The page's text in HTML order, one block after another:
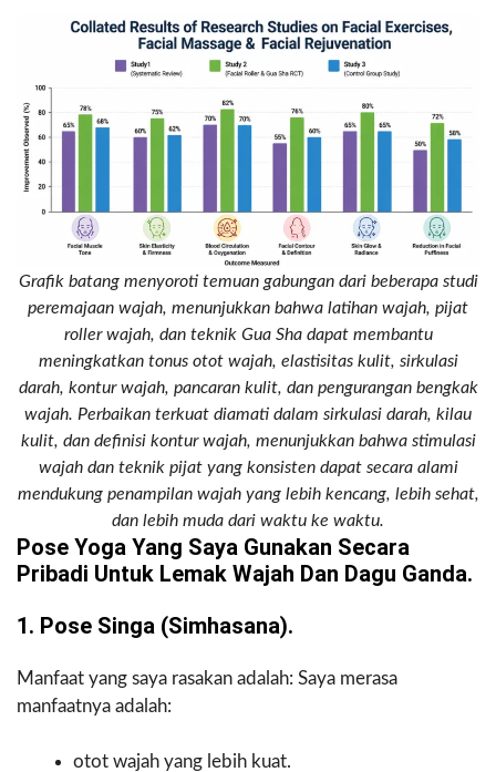
Grafik batang menyoroti temuan gabungan dari beberapa studi
peremajaan wajah, menunjukkan bahwa latihan wajah, pijat
roller wajah, dan teknik Gua Sha dapat membantu
meningkatkan tonus otot wajah, elastisitas kulit, sirkulasi
darah, kontur wajah, pancaran kulit, dan pengurangan bengkak
wajah. Perbaikan terkuat diamati dalam sirkulasi darah, kilau
kulit, dan definisi kontur wajah, menunjukkan bahwa stimulasi
wajah dan teknik pijat yang konsisten dapat secara alami
mendukung penampilan wajah yang lebih kencang, lebih sehat,
dan lebih muda dari waktu ke waktu.
Pose Yoga Yang Saya Gunakan Secara
Pribadi Untuk Lemak Wajah Dan Dagu Ganda.
1. Pose Singa (Simhasana).
Manfaat yang saya rasakan adalah: Saya merasa
manfaatnya adalah:
otot wajah yang lebih kuat.